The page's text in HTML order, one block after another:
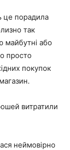
це порадила
так
майбутні або
просто
покупок
витратили
неймовірно